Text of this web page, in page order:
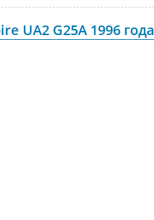
UA2 G25A 1996 года